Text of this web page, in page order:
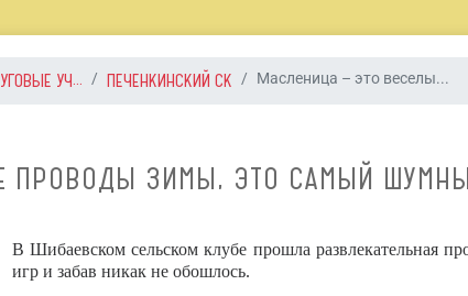
УЧ... ПЕЧЕНКИНСКИЙ СК Масленица – это веселы...
ПРОВОДЫ ЗИМЫ, ЭТО САМЫЙ
В Шибаевском сельском клубе прошла развлекательная
игр и забав никак не обошлось.